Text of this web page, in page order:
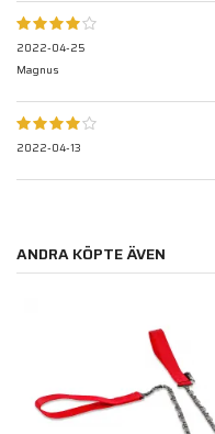
2022-04-25
Magnus
2022-04-13
ANDRA KÖPTE ÄVEN